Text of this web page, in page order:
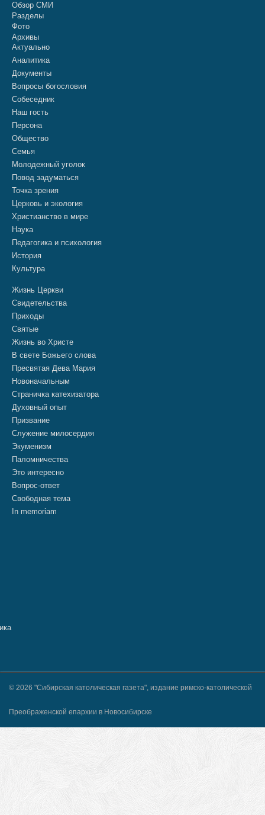
Обзор СМИ
Разделы
Фото
Архивы
Актуально
Аналитика
Документы
Вопросы богословия
Собеседник
Наш гость
Персона
Общество
Семья
Молодежный уголок
Повод задуматься
Точка зрения
Церковь и экология
Христианство в мире
Наука
Педагогика и психология
История
Культура
Жизнь Церкви
Свидетельства
Приходы
Святые
Жизнь во Христе
В свете Божьего слова
Пресвятая Дева Мария
Новоначальным
Страничка катехизатора
Духовный опыт
Призвание
Служение милосердия
Экуменизм
Паломничества
Это интересно
Вопрос-ответ
Свободная тема
In memoriam
© 2026 "Сибирская католическая газета", издание римско-католической
Преображенской епархии в Новосибирске